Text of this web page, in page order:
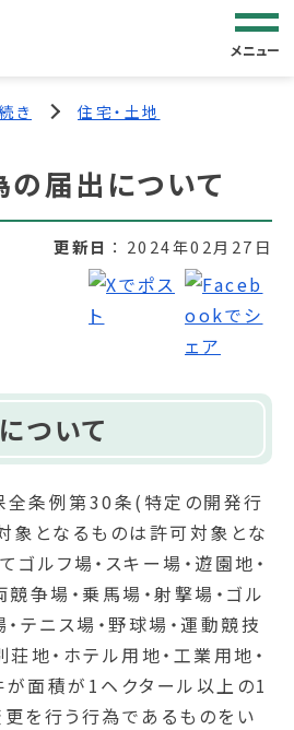
メニュー
き 住宅・土地
届出について
更新日 2024年02月27日
ついて
全条例第30条(特定の開発行
象となるものは許可対象とな
ルフ場・スキー場・遊園地・
争場・乗馬場・射撃場・ゴル
テニス場・野球場・運動競技
地・ホテル用地・工業用地・
面積が1ヘクタール以上の1
を行う行為であるものをい